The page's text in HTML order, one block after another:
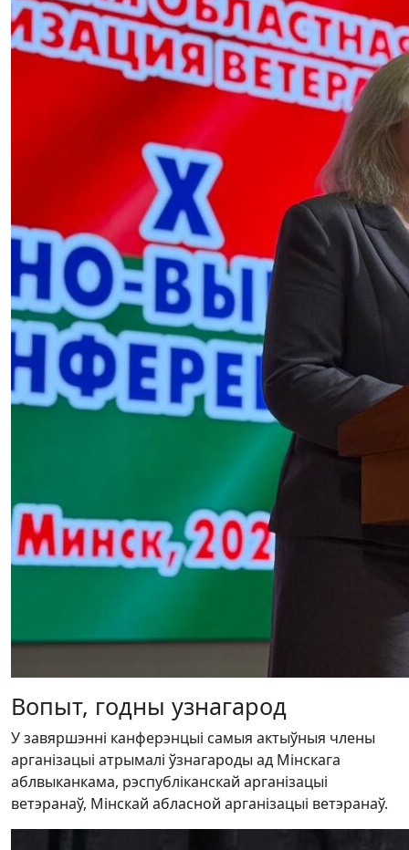
Вопыт, годны узнагарод
У завяршэнні канферэнцыі самыя актыўныя члены
арганізацыі атрымалі ўзнагароды ад Мінскага
аблвыканкама, рэспубліканскай арганізацыі
ветэранаў, Мінскай абласной арганізацыі ветэранаў.